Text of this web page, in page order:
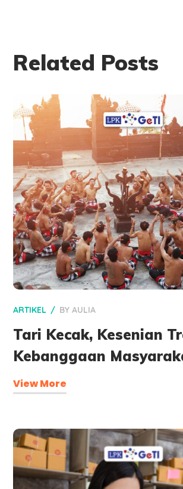
Related Posts
ARTIKEL BYAULIA
Tari Kecak, Kesenian
Kebanggaan
View More